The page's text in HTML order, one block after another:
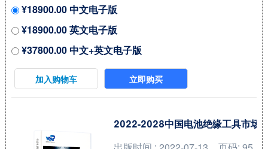
间年复合增长率(CAGR)为 %。中
国市场核心厂商包括Bruker、
Sumitomo Electric Industries、
Fujikura Ltd.和American
Superconductor等，按收入计，
大约 %的市场份额。 从产品产品
¥18900.00 中文电子版
¥18900.00 英文电子版
¥37800.00 中文+英文电子版
加入购物车 立即购买
2022-2028中国电池绝缘工具市场